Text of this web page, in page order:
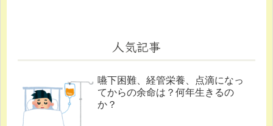
人気記事
嚥下困難、経管栄養、点滴になっ
てからの余命は？何年生きるの
か？